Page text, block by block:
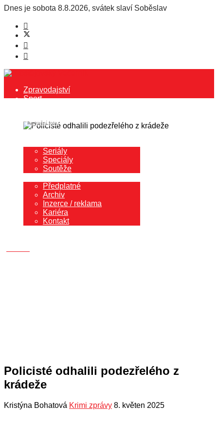
Dnes je sobota 8.8.2026, svátek slaví Soběslav
Zpravodajství
Sport
Rozhovory
Seriály
Speciály
Soutěže
Předplatné
Archiv
Inzerce / reklama
Kariéra
Kontakt
ilustrační foto
Policisté odhalili podezřelého z
krádeže
Kristýna Bohatová Krimi zprávy 8. květen 2025